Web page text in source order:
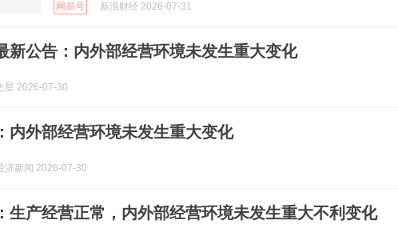
网易号 新浪财经 2026-07-31
新公告：内外部经营环境未发生重大变化
星 2026-07-30
内外部经营环境未发生重大变化
济新闻 2026-07-30
生产经营正常，内外部经营环境未发生重大不利变化